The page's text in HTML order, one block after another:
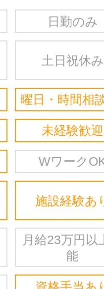
日勤のみ
土日祝休み
曜日・時間相
未経験歓迎
Wワーク
施設経験あ
月給23万円以
能